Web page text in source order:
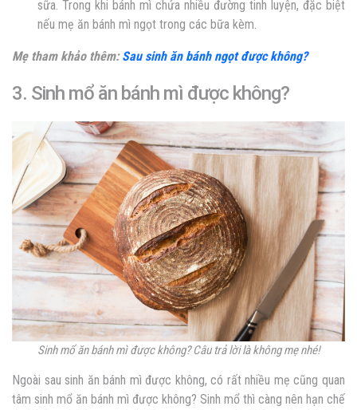
sữa. Trong khi bánh mì chứa nhiều đường tinh luyện, đặc biệt
nếu mẹ ăn bánh mì ngọt trong các bữa kèm.
Mẹ tham khảo thêm: Sau sinh ăn bánh ngọt được không?
3. Sinh mổ ăn bánh mì được không?
Sinh mổ ăn bánh mì được không? Câu trả lời là không mẹ nhé!
Ngoài sau sinh ăn bánh mì được không, có rất nhiều mẹ cũng quan
tâm sinh mổ ăn bánh mì được không? Sinh mổ thì càng nên hạn chế